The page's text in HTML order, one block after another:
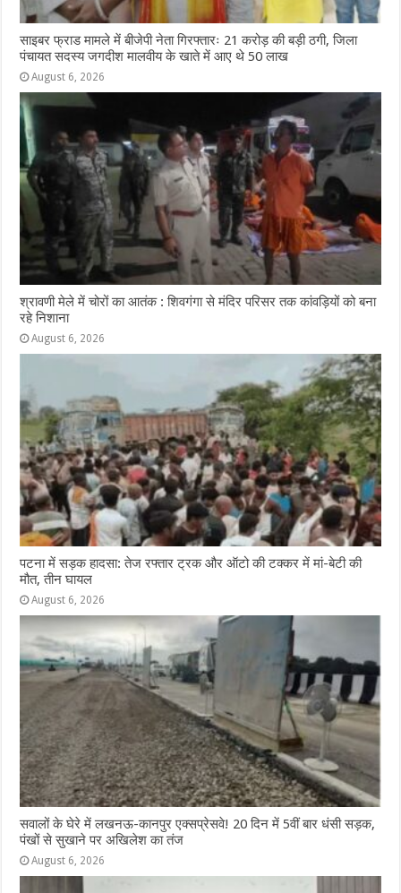
साइबर फ्राड मामले में बीजेपी नेता गिरफ्तारः 21 करोड़ की बड़ी ठगी, जिला
पंचायत सदस्य जगदीश मालवीय के खाते में आए थे 50 लाख
August 6, 2026
श्रावणी मेले में चोरों का आतंक : शिवगंगा से मंदिर परिसर तक कांवड़ियों को बना
रहे निशाना
August 6, 2026
पटना में सड़क हादसा: तेज रफ्तार ट्रक और ऑटो की टक्कर में मां-बेटी की
मौत, तीन घायल
August 6, 2026
सवालों के घेरे में लखनऊ-कानपुर एक्सप्रेसवे! 20 दिन में 5वीं बार धंसी सड़क,
पंखों से सुखाने पर अखिलेश का तंज
August 6, 2026